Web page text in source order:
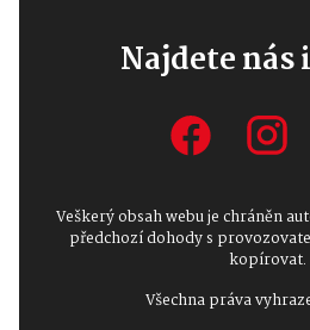
Najdete nás
Veškerý obsah webu je chráněn
předchozí dohody s
kopírovat.
Všechna práva